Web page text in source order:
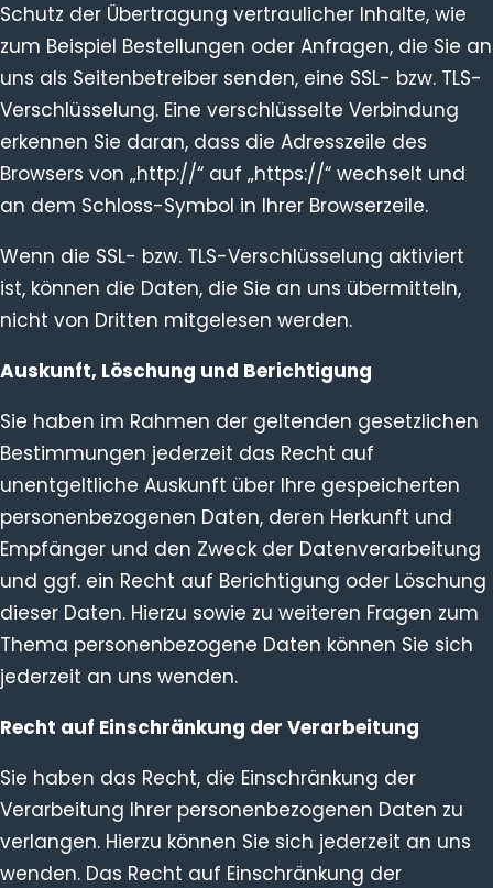
Schutz der Übertragung vertraulicher Inhalte, wie
zum Beispiel Bestellungen oder Anfragen, die Sie an
uns als Seitenbetreiber senden, eine SSL- bzw. TLS-
Verschlüsselung. Eine verschlüsselte Verbindung
erkennen Sie daran, dass die Adresszeile des
Browsers von „http://“ auf „https://“ wechselt und
an dem Schloss-Symbol in Ihrer Browserzeile.
Wenn die SSL- bzw. TLS-Verschlüsselung aktiviert
ist, können die Daten, die Sie an uns übermitteln,
nicht von Dritten mitgelesen werden.
Auskunft, Löschung und Berichtigung
Sie haben im Rahmen der geltenden gesetzlichen
Bestimmungen jederzeit das Recht auf
unentgeltliche Auskunft über Ihre gespeicherten
personenbezogenen Daten, deren Herkunft und
Empfänger und den Zweck der Datenverarbeitung
und ggf. ein Recht auf Berichtigung oder Löschung
dieser Daten. Hierzu sowie zu weiteren Fragen zum
Thema personenbezogene Daten können Sie sich
jederzeit an uns wenden.
Recht auf Einschränkung der Verarbeitung
Sie haben das Recht, die Einschränkung der
Verarbeitung Ihrer personenbezogenen Daten zu
verlangen. Hierzu können Sie sich jederzeit an uns
wenden. Das Recht auf Einschränkung der